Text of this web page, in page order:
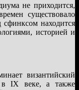
не приходится,
существовало
сфинксом находится
историей и
византийский
в IX веке, а также